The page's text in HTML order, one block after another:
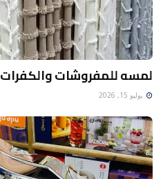
لمسه للمفروشات والكفرات
يوليو 15, 2026